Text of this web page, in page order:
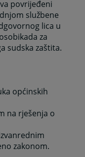
povrijeđeni
službene
lica u
za
sudska zaštita.
općinskih
na rješenja o
zakonom.